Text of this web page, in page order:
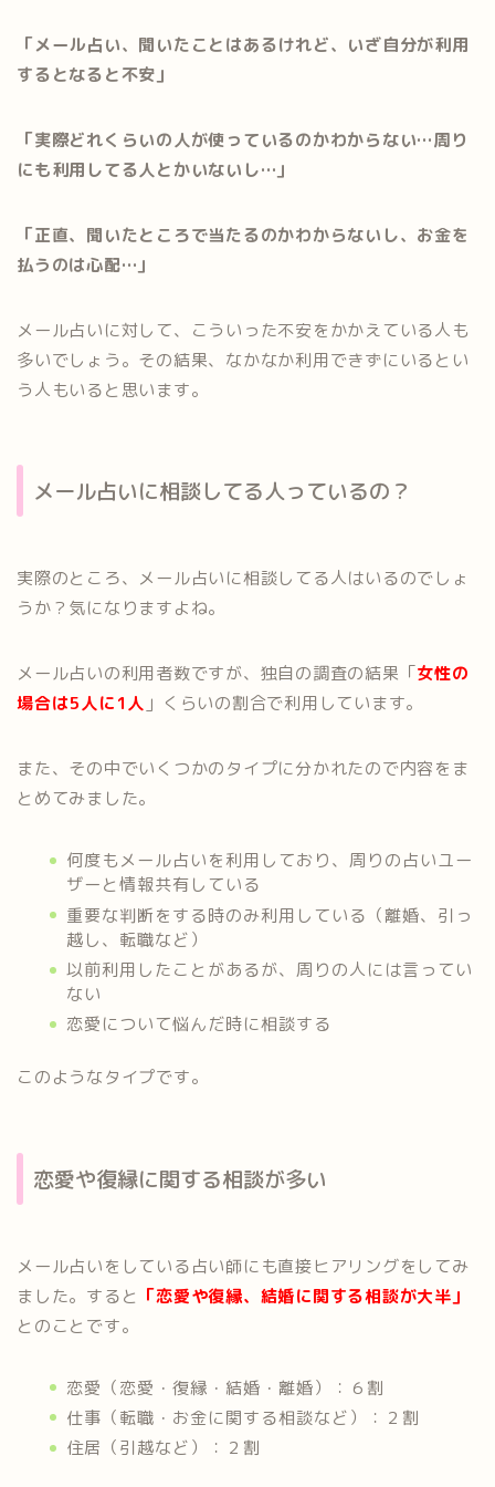
「メール占い、聞いたことはあるけれど、いざ自分が利用
するとなると不安」
「実際どれくらいの人が使っているのかわからない…周り
にも利用してる人とかいないし…」
「正直、聞いたところで当たるのかわからないし、お金を
払うのは心配…」
メール占いに対して、こういった不安をかかえている人も
多いでしょう。その結果、なかなか利用できずにいるとい
う人もいると思います。
メール占いに相談してる人っているの？
実際のところ、メール占いに相談してる人はいるのでしょ
うか？気になりますよね。
メール占いの利用者数ですが、独自の調査の結果「女性の
場合は5人に1人 」くらいの割合で利用しています。
また、その中でいくつかのタイプに分かれたので内容をま
とめてみました。
何度もメール占いを利用しており、周りの占いユー
ザーと情報共有している
重要な判断をする時のみ利用している（離婚、引っ
越し、転職など）
以前利用したことがあるが、周りの人には言ってい
ない
恋愛について悩んだ時に相談する
このようなタイプです。
恋愛や復縁に関する相談が多い
メール占いをしている占い師にも直接ヒアリングをしてみ
ました。すると 「恋愛や復縁、結婚に関する相談が大半」
とのことです。
恋愛（恋愛・復縁・結婚・離婚）：６割
仕事（転職・お金に関する相談など）：２割
住居（引越など）：２割